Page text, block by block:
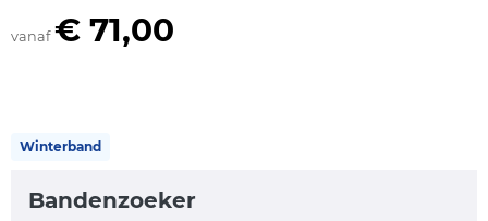
vanaf € 71,00
Winterband
Bandenzoeker